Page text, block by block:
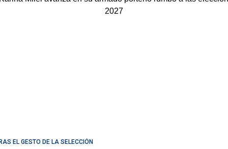
EL GESTO DE LA SELECCIÓN